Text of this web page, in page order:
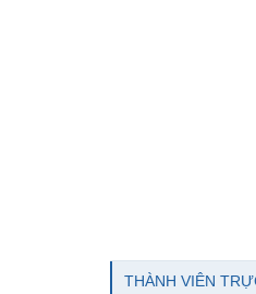
THÀNH VIÊN